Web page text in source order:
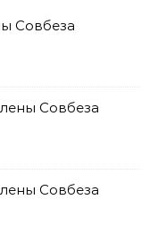
Совбеза
Совбеза
Совбеза